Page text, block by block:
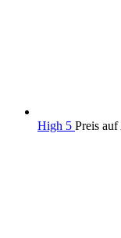
High 5 Preis